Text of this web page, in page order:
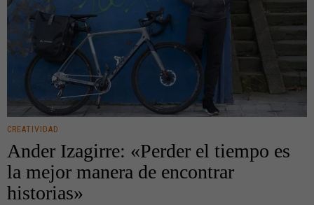
CREATIVIDAD
Ander Izagirre: «Perder el tiempo es
la mejor manera de encontrar
historias»